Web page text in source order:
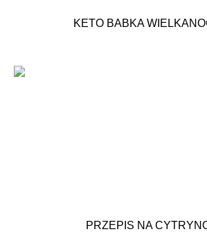
KETO BABKA
PRZEPIS NA